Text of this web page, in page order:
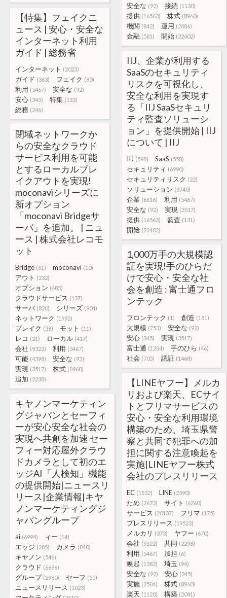
安全な (92) 接続 (1130)
提供 (16563) 株式 (8960)
機関 (842) 運用 (2486)
金融 (581) 開始 (22402)
【特集】フェイクニ
ュース | 安心・安全な
インターネット利用
ガイド | 総務省
インターネット (2023)
ガイド (363) フェイク (80)
利用 (5467) 安全な (92)
安心 (345) 特集 (133)
総務 (246)
IIJ、企業が利用する
SaaSのセキュリティ
リスクを可視化し、
安全な利用を実現す
る「IIJ SaaSセキュリ
ティ監査ソリューシ
ョン」を提供開始 | IIJ
について | IIJ
IIJ (598) SaaS (558)
セキュリティ (6990)
セキュリティリスク (22)
ソリューション (3740)
企業 (6616) 利用 (5467)
安全な (92) 実現 (3517)
提供 (16563) 監査 (131)
開始 (22402)
閉域ネットワークか
らの安全なクラウド
サービス利用を可能
とするローカルブレ
イクアウトを実現!
moconaviシリーズに
新オプション
「moconavi Bridgeサ
ーバ」を追加。 | ニュ
ース | 株式会社レコモ
ット
Bridge (61) moconavi (10)
アウト (232)
オプション (485)
クラウドサービス (137)
サーバ (820) シリーズ (904)
ネットワーク (1992)
ブレイク (38) モット (11)
レコ (21) ローカル (417)
会社 (9322) 利用 (5467)
可能 (4398) 安全な (92)
実現 (3517) 株式 (8960)
追加 (2238)
1,000万手の大規模認
証を実現!手のひらだ
けで安心・安全な社
会を創造 : 富士通フロ
ンテック
フロンテック (1) 創造 (151)
大規模 (753) 安全な (92)
安心 (345) 実現 (3517)
富士通 (1284) 手のひら (46)
社会 (705) 認証 (1468)
【LINEヤフー】メルカ
リおよび楽天、ECサイ
トとフリマサービスの
安心・安全な利用環境
構築のため、埼玉県警
察と共同で犯罪への加
担に関する注意喚起を
実施|LINEヤフー株式
会社のプレスリリース
EC (1532) LINE (2590)
ため (2673) サイト (6260)
サービス (20137) フリマ (175)
プレスリリース (19523)
メルカリ (373) ヤフー (670)
会社 (9322) 共同 (2298)
利用 (5467) 加担 (6)
喚起 (1382) 埼玉 (94)
安全な (92) 安心 (345)
実施 (2504) 株式 (8960)
楽天 (1120) 構築 (2041)
キヤノンマーケティン
グジャパンとセーフィ
ーが安心安全な社会の
実現へ共創を加速 セー
フィー対応屋外クラウ
ドカメラとして初のエ
ッジAI「人検知」機能
の提供開始|ニュースリ
リース|企業情報|キヤ
ノンマーケティングジ
ャパングループ
ai (6994) ィー (14)
エッジ (285) カメラ (840)
キヤノン (546)
クラウド (6696)
グループ (2980) セーフ (55)
ニュースリリース (1023)